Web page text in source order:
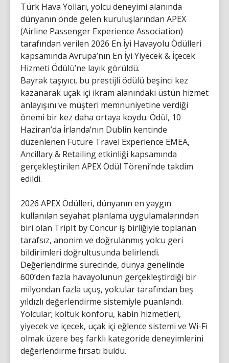
Türk Hava Yolları, yolcu deneyimi alanında
dünyanın önde gelen kuruluşlarından APEX
(Airline Passenger Experience Association)
tarafından verilen 2026 En İyi Havayolu Ödülleri
kapsamında Avrupa’nın En İyi Yiyecek & İçecek
Hizmeti Ödülü’ne layık görüldü.
Bayrak taşıyıcı, bu prestijli ödülü beşinci kez
kazanarak uçak içi ikram alanındaki üstün hizmet
anlayışını ve müşteri memnuniyetine verdiği
önemi bir kez daha ortaya koydu. Ödül, 10
Haziran’da İrlanda’nın Dublin kentinde
düzenlenen Future Travel Experience EMEA,
Ancillary & Retailing etkinliği kapsamında
gerçekleştirilen APEX Ödül Töreni’nde takdim
edildi.
2026 APEX Ödülleri, dünyanın en yaygın
kullanılan seyahat planlama uygulamalarından
biri olan TripIt by Concur iş birliğiyle toplanan
tarafsız, anonim ve doğrulanmış yolcu geri
bildirimleri doğrultusunda belirlendi.
Değerlendirme sürecinde, dünya genelinde
600’den fazla havayolunun gerçekleştirdiği bir
milyondan fazla uçuş, yolcular tarafından beş
yıldızlı değerlendirme sistemiyle puanlandı.
Yolcular; koltuk konforu, kabin hizmetleri,
yiyecek ve içecek, uçak içi eğlence sistemi ve Wi-Fi
olmak üzere beş farklı kategoride deneyimlerini
değerlendirme fırsatı buldu.